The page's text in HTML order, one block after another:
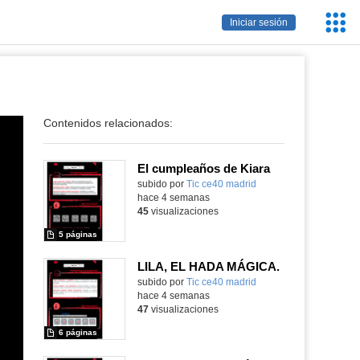
Iniciar sesión
Contenidos relacionados:
El cumpleaños de Kiara
subido por Tic ce40 madrid
5 páginas
hace 4 semanas
45visualizaciones
LILA, EL HADA MÁGICA.
subido por Tic ce40 madrid
6 páginas
hace 4 semanas
47visualizaciones